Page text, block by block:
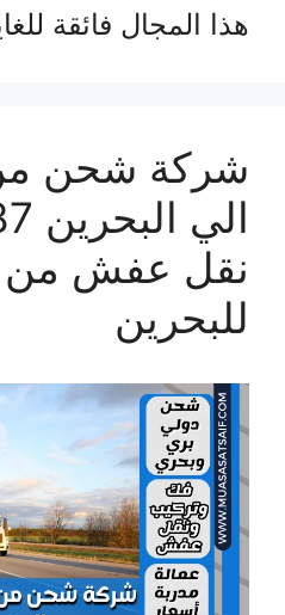
هذا المجال فائقة
شركة شحن
نقل عفش من
للبحرين